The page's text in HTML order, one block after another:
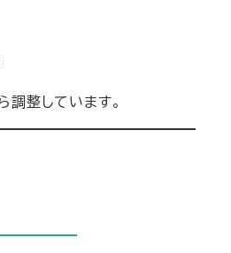
整しています。